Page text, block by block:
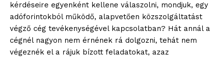
kérdéseire egyenként kellene válaszolni, mondjuk, egy
adóforintokból működő, alapvetően közszolgáltatást
végző cég tevékenységével kapcsolatban? Hát annál a
cégnél nagyon nem érnének rá dolgozni, tehát nem
végeznék el a rájuk bízott feladatokat, azaz